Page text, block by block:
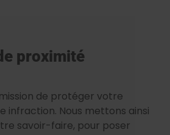
proximité
de protéger votre
infraction. Nous mettons ainsi
savoir-faire, pour poser